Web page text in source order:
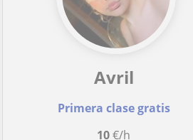
Avril
Primera clase gratis
10€/h